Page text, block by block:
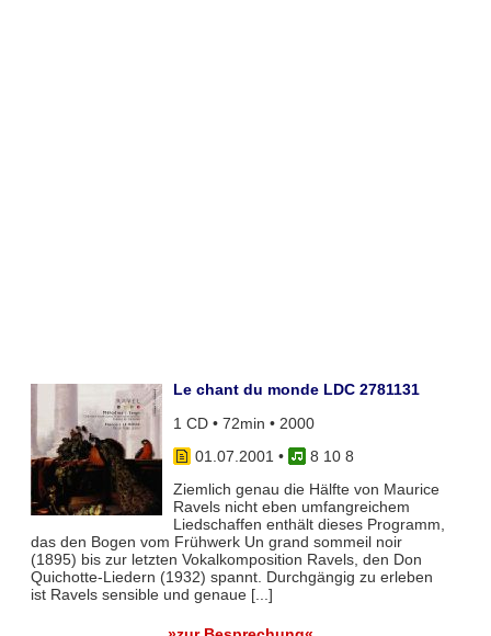
Le chant du monde LDC 2781131
1 CD • 72min • 2000
01.07.2001 •
8 10 8
Ziemlich genau die Hälfte von Maurice
Ravels nicht eben umfangreichem
Liedschaffen enthält dieses Programm,
das den Bogen vom Frühwerk Un grand sommeil noir
(1895) bis zur letzten Vokalkomposition Ravels, den Don
Quichotte-Liedern (1932) spannt. Durchgängig zu erleben
ist Ravels sensible und genaue [...]